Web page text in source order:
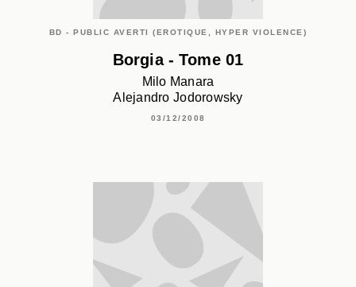
BD - PUBLIC AVERTI (EROTIQUE, HYPER VIOLENCE)
Borgia - Tome 01
Milo Manara
Alejandro Jodorowsky
03/12/2008